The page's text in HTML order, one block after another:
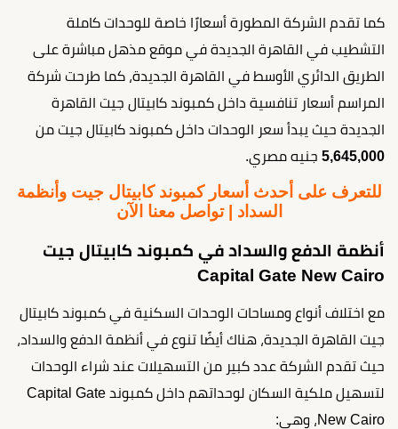
كما تقدم الشركة المطورة أسعارًا خاصة للوحدات كاملة
التشطيب في القاهرة الجديدة في موقع مذهل مباشرة على
الطريق الدائري الأوسط في القاهرة الجديدة، كما طرحت شركة
المراسم أسعار تنافسية داخل كمبوند كابيتال جيت القاهرة
الجديدة حيث يبدأ سعر الوحدات داخل كمبوند كابيتال جيت من
5,645,000 جنيه مصري.
للتعرف على أحدث أسعار كمبوند كابيتال جيت وأنظمة
السداد | تواصل معنا الآن
أنظمة الدفع والسداد في كمبوند كابيتال جيت
Capital Gate New Cairo
مع اختلاف أنواع ومساحات الوحدات السكنية في كمبوند كابيتال
جيت القاهرة الجديدة، هناك أيضًا تنوع في أنظمة الدفع والسداد،
حيث تقدم الشركة عدد كبير من التسهيلات عند شراء الوحدات
لتسهيل ملكية السكان لوحداتهم داخل كمبوند Capital Gate
New Cairo، وهي: